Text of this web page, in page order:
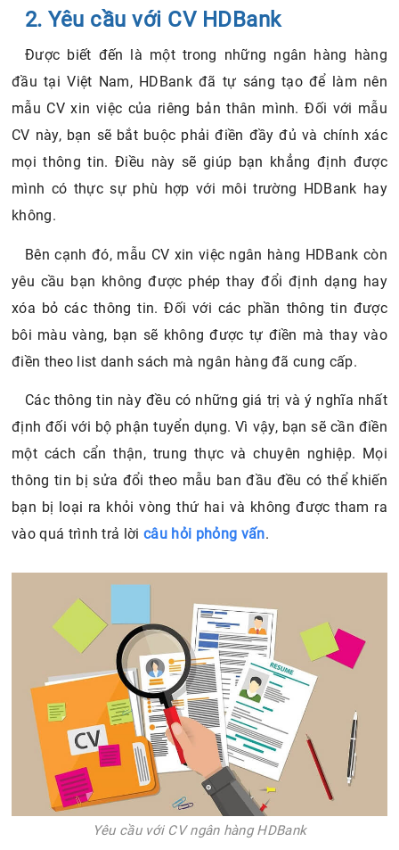
2. Yêu cầu với CV HDBank
Được biết đến là một trong những ngân hàng hàng
đầu tại Việt Nam, HDBank đã tự sáng tạo để làm nên
mẫu CV xin việc của riêng bản thân mình. Đối với mẫu
CV này, bạn sẽ bắt buộc phải điền đầy đủ và chính xác
mọi thông tin. Điều này sẽ giúp bạn khẳng định được
mình có thực sự phù hợp với môi trường HDBank hay
không.
Bên cạnh đó, mẫu CV xin việc ngân hàng HDBank còn
yêu cầu bạn không được phép thay đổi định dạng hay
xóa bỏ các thông tin. Đối với các phần thông tin được
bôi màu vàng, bạn sẽ không được tự điền mà thay vào
điền theo list danh sách mà ngân hàng đã cung cấp.
Các thông tin này đều có những giá trị và ý nghĩa nhất
định đối với bộ phận tuyển dụng. Vì vậy, bạn sẽ cần điền
một cách cẩn thận, trung thực và chuyên nghiệp. Mọi
thông tin bị sửa đổi theo mẫu ban đầu đều có thể khiến
bạn bị loại ra khỏi vòng thứ hai và không được tham ra
vào quá trình trả lờicâu hỏi phỏng vấn.
Yêu cầu với CV ngân hàng HDBank